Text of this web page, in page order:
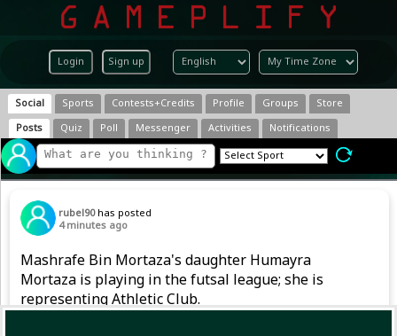
Login Sign up
Social Sports Contests+Credits Profile Groups
Store
Posts
Quiz Poll Messenger Activities Notifications
rubel90 has posted
4 minutes ago
Mashrafe Bin Mortaza's daughter Humayra
Mortaza is playing in the futsal league; she is
representing Athletic Club.